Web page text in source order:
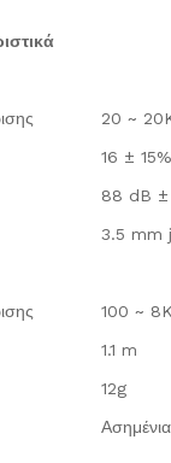
20 ~
16 ±
88 dB ±
3.5 mm
100 ~
1.1 m
12g
Ασημένια